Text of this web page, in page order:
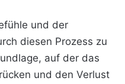
und der
diesen Prozess zu
auf der das
und den Verlust